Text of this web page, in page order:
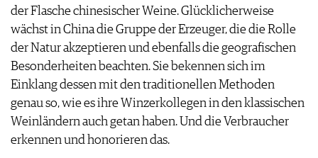
der Flasche chinesischer Weine. Glücklicherweise
wächst in China die Gruppe der Erzeuger, die die Rolle
der Natur akzeptieren und ebenfalls die geografischen
Besonderheiten beachten. Sie bekennen sich im
Einklang dessen mit den traditionellen Methoden
genau so, wie es ihre Winzerkollegen in den klassischen
Weinländern auch getan haben. Und die Verbraucher
erkennen und honorieren das.